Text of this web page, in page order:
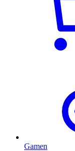
Gamen